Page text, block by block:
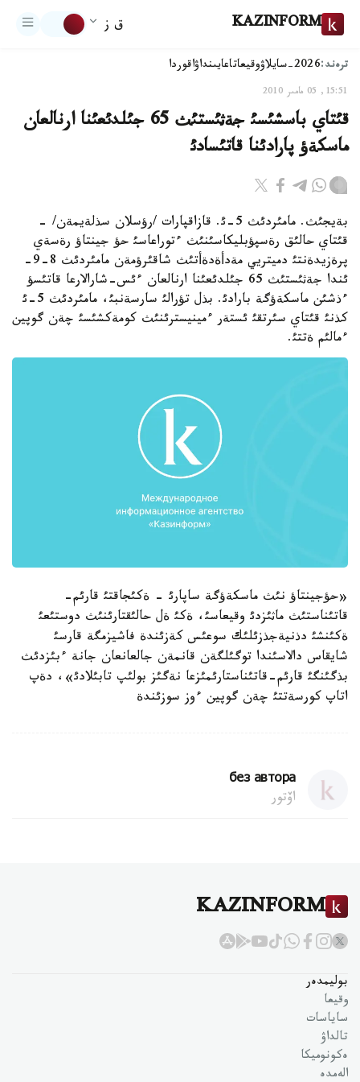
KAZINFORM ق ز
ترەند:2026-سايلاۋ وقيعاتاعايىنداۋاقوردا
15:51, 05 مامىر 2010
قئتاي باسشئسئ جةثئستئث 65 جئلدئعئنا ارنالعان
ماسكةؤ پارادئنا قاتئسادئ
بةيجئث. مامئردئث 5-ئ. قازاقپارات /رؤسلان سذلةيمةن/ -
قئتاي حالئق رةسپؤبليكاسئنئث ءتوراعاسئ حؤ جينتاؤ رةسةي
پرةزيدةنتئ دميتريي مةدأةدةأتئث شاقئرؤمةن مامئردئث 8-9-
ئندا جةثئستئث 65 جئلدئعئنا ارنالعان ءئس-شارالارعا قاتئسؤ
ءذشئن ماسكةؤگة بارادئ. بذل تؤرالئ سارسةنبئ، مامئردئث 5-ئ
كذنئ قئتاي سئرتقئ ئستةر ءمينيسترئنئث كومةكشئسئ چةن گوپين
ءمالئم ةتتئ.
«حؤجينتاؤ نئث ماسكةؤگة ساپارئ - ةكئجاقتئ قارئم-
قاتئناستئث ماثئزدئ وقيعاسئ، ةكئ ةل حالئقتارئنئث دوستئعئ
ةكئنشئ دذنيةجذزئلئك سوعئس كةزئندة فاشيزمگة قارسئ
شايقاس دالاسئندا توگئلگةن قانمةن جالعانعان جانة ءبئزدئث
بذگئنگئ قارئم-قاتئناستارئمئزعا نةگئز بولئپ تابئلادئ»، دةپ
اتاپ كورسةتتئ چةن گوپين ءوز سوزئندة
без автора
اۆتور
KAZINFORM
بوليمدەر
وقيعا
ساياسات
تالداۋ
ەكونوميكا
الەمدە